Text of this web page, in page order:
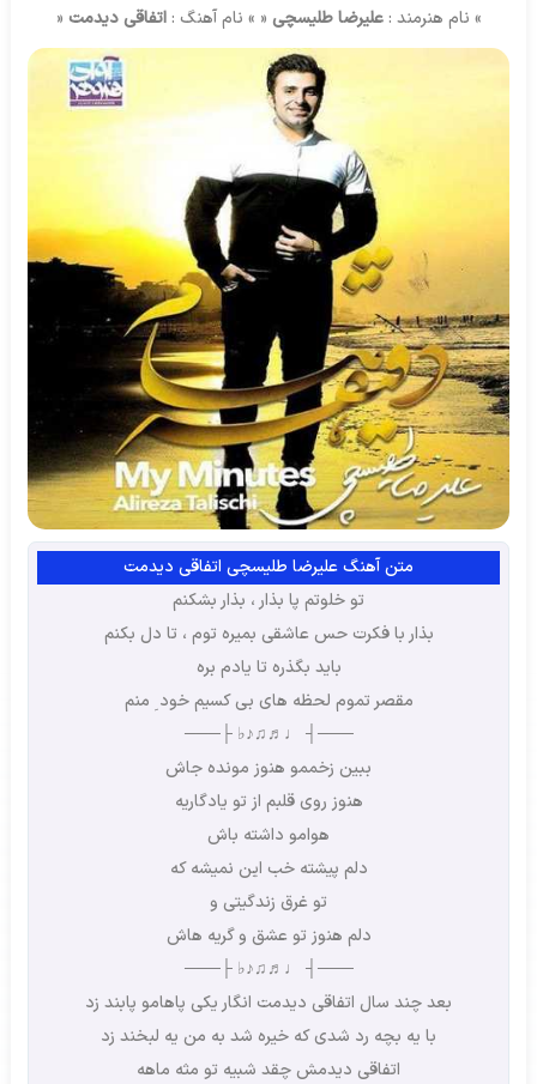
» نام هنرمند :علیرضا طلیسچی « » نام آهنگ :اتفاقی دیدمت «
متن آهنگ علیرضا طلیسچی اتفاقی دیدمت
تو خلوتم پا بذار ، بذار بشکنم
بذار با فکرت حس عاشقی بمیره توم ، تا دل بکنم
باید بگذره تا یادم بره
مقصر تموم لحظه های بی کسیم خود ِ منم
───┤ ♩♬♫♪♭ ├───
ببین زخممو هنوز مونده جاش
هنوز روی قلبم از تو یادگاریه
هوامو داشته باش
دلم پیشته خب این نمیشه که
تو غرق زندگیتی و
دلم هنوز تو عشق و گریه هاش
───┤ ♩♬♫♪♭ ├───
بعد چند سال اتفاقی دیدمت انگار یکی پاهامو پابند زد
با یه بچه رد شدی که خیره شد به من یه لبخند زد
اتفاقی دیدمش چقد شبیه تو مثه ماهه